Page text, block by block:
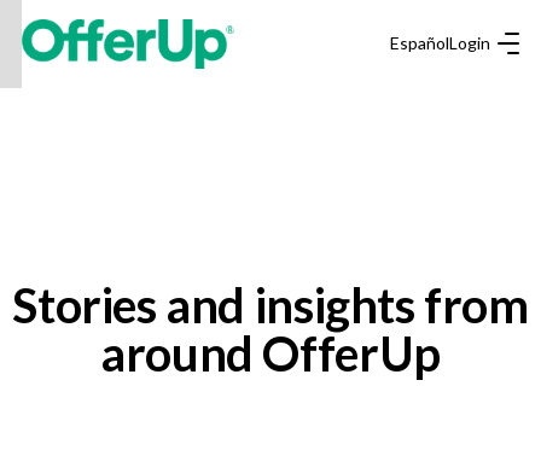
EspañolLogin
Stories and insights from
around OfferUp